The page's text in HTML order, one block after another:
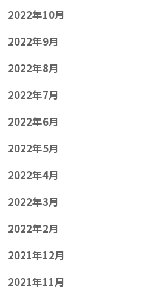
2022年10月
2022年9月
2022年8月
2022年7月
2022年6月
2022年5月
2022年4月
2022年3月
2022年2月
2021年12月
2021年11月